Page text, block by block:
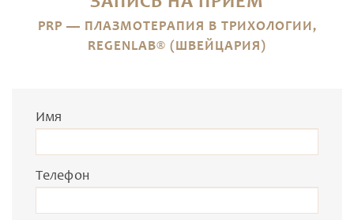
PRP — ПЛАЗМОТЕРАПИЯ В ТРИХОЛОГИИ,
REGENLAB® (ШВЕЙЦАРИЯ)
Имя
Телефон